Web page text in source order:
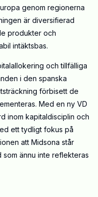
genom regionerna
är diversifierad
produkter och
intäktsbas.
och tillfälliga
i den spanska
förbisett de
Med en ny VD
inom kapitaldisciplin och
ett tydligt fokus på
att Midsona står
ännu inte reflekteras